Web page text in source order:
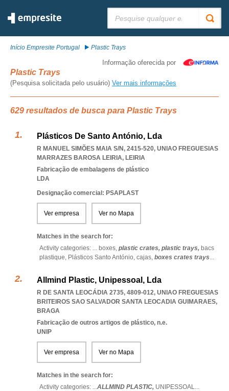
Início Empresite Portugal Plastic Trays
Informação oferecida por
Plastic Trays
(Pesquisa solicitada pelo usuário) Ver mais informações
629 resultados de busca para Plastic Trays
Plásticos De Santo António, Lda
R MANUEL SIMÕES MAIA S/N, 2415-520, UNIAO FREGUESIAS
MARRAZES BAROSA LEIRIA, LEIRIA
Fabricação de embalagens de plástico
LDA
Designação comercial: PSAPLAST
Ver empresa Ver no Mapa
Matches in the search for:
Activity categories: ... boxes, plastic crates, plastic trays, bacs
plastique, Plásticos Santo António, cajas, boxes crates trays...
Allmind Plastic, Unipessoal, Lda
R DE SANTA LEOCÁDIA 2735, 4809-012, UNIAO FREGUESIAS
BRITEIROS SAO SALVADOR SANTA LEOCADIA GUIMARAES,
BRAGA
Fabricação de outros artigos de plástico, n.e.
UNIP
Ver empresa Ver no Mapa
Matches in the search for:
Activity categories: ...ALLMIND PLASTIC, UNIPESSOAL...